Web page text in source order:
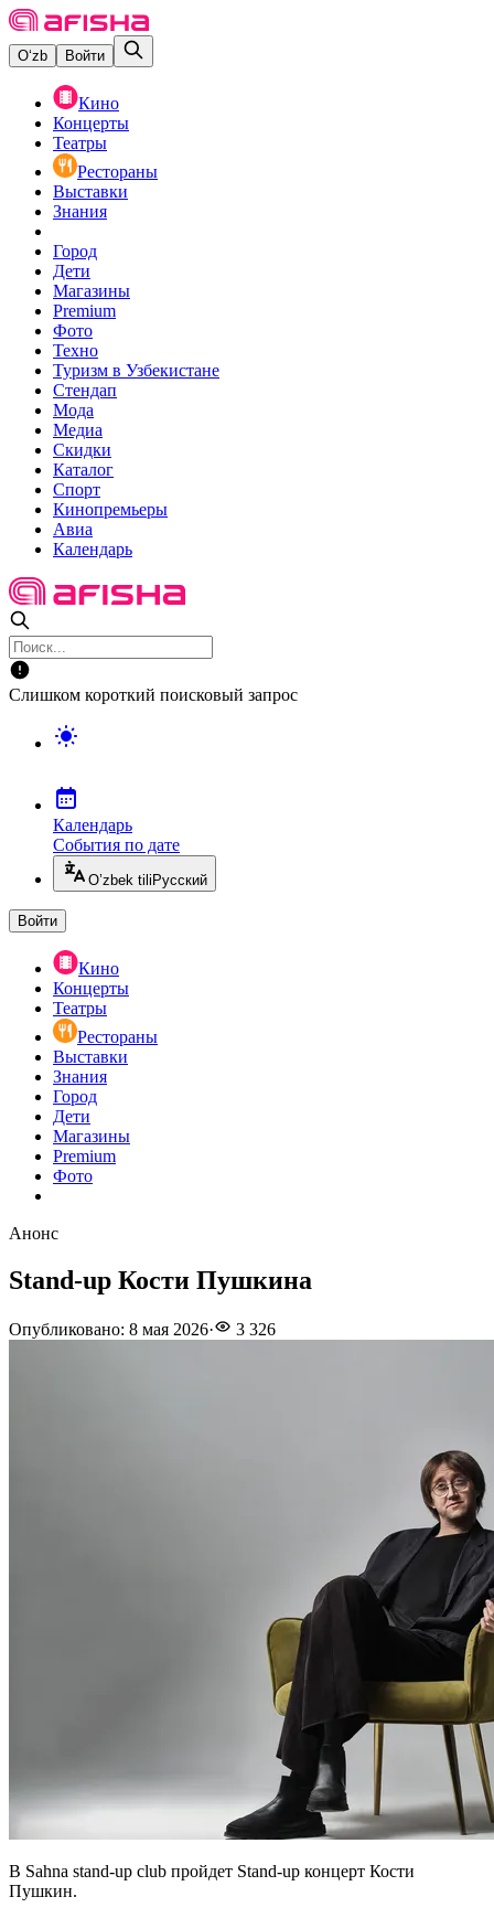
O‘zb Войти
Кино
Концерты
Театры
Рестораны
Выставки
Знания
Город
Дети
Магазины
Premium
Фото
Техно
Туризм в Узбекистане
Стендап
Мода
Медиа
Скидки
Каталог
Спорт
Кинопремьеры
Авиа
Календарь
Слишком короткий поисковый запрос
Календарь
События по дате
O’zbek tili Русский
Войти
Кино
Концерты
Театры
Рестораны
Выставки
Знания
Город
Дети
Магазины
Premium
Фото
Анонс
Stand-up Кости Пушкина
Опубликовано: 8 мая 2026· 3 326
В Sahna stand-up club пройдет Stand-up концерт Кости
Пушкин.